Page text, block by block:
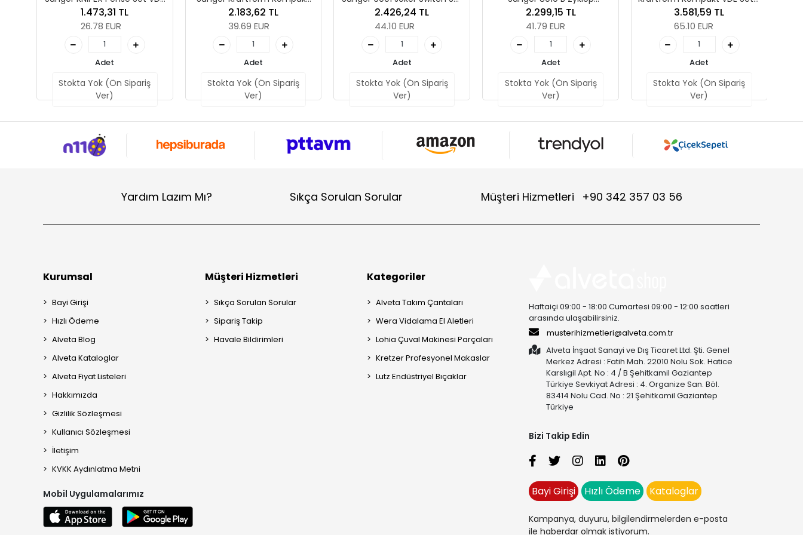
172 x 30 x 392 mm
Yok (Ön Sipariş
Ver)
Cırcırlı Set 1, boş, 172 x 30 x
Stokta Yok (Ön Sipariş
Ver)
1, boş, 172 x 30 x 392 mm
Stokta Yok (Ön Sipariş
Ver)
Comfort Cırcır Set 1, 3/8",
boş, 172 x 30 x 392 mm
Stokta Yok (Ön Sipariş
Ver)
boş, 344 x 30 x 392 mm
Stokta Yok (Ön Sipariş
Ver)
Yardım Lazım Mı? Sıkça Sorulan Sorular Müşteri Hizmetleri +90 342 357 03 56
Kurumsal
Bayi Girişi
Hızlı Ödeme
Alveta Blog
Alveta Kataloglar
Alveta Fiyat Listeleri
Hakkımızda
Gizlilik Sözleşmesi
Kullanıcı Sözleşmesi
İletişim
KVKK Aydınlatma Metni
Mobil Uygulamalarımız
Müşteri Hizmetleri
Sıkça Sorulan Sorular
Sipariş Takip
Havale Bildirimleri
Kategoriler
Alveta Takım Çantaları
Wera Vidalama El Aletleri
Lohia Çuval Makinesi Parçaları
Kretzer Profesyonel Makaslar
Lutz Endüstriyel Bıçaklar
Haftaiçi 09:00 - 18:00 Cumartesi 09:00 - 12:00 saatleri
arasında ulaşabilirsiniz.
musterihizmetleri@alveta.com.tr
Alveta İnşaat Sanayi ve Dış Ticaret Ltd. Şti. Genel
Merkez Adresi : Fatih Mah. 22010 Nolu Sok. Hatice
Karslıgil Apt. No : 4 / B Şehitkamil Gaziantep
Türkiye Sevkiyat Adresi : 4. Organize San. Böl.
83414 Nolu Cad. No : 21 Şehitkamil Gaziantep
Türkiye
Bizi Takip Edin
Bayi Girişi Hızlı Ödeme Kataloglar
Kampanya, duyuru, bilgilendirmelerden e-posta
ile haberdar olmak istiyorum.